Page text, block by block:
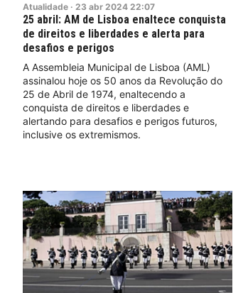
Atualidade · 23 abr 2024 22:07
25 abril: AM de Lisboa enaltece conquista
de direitos e liberdades e alerta para
desafios e perigos
A Assembleia Municipal de Lisboa (AML)
assinalou hoje os 50 anos da Revolução do
25 de Abril de 1974, enaltecendo a
conquista de direitos e liberdades e
alertando para desafios e perigos futuros,
inclusive os extremismos.